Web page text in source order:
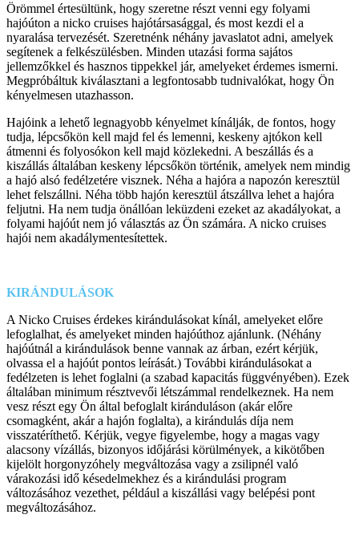
Örömmel értesültünk, hogy szeretne részt venni egy folyami
hajóúton a nicko cruises hajótársasággal, és most kezdi el a
nyaralása tervezését. Szeretnénk néhány javaslatot adni, amelyek
segítenek a felkészülésben. Minden utazási forma sajátos
jellemzőkkel és hasznos tippekkel jár, amelyeket érdemes ismerni.
Megpróbáltuk kiválasztani a legfontosabb tudnivalókat, hogy Ön
kényelmesen utazhasson.
Hajóink a lehető legnagyobb kényelmet kínálják, de fontos, hogy
tudja, lépcsőkön kell majd fel és lemenni, keskeny ajtókon kell
átmenni és folyosókon kell majd közlekedni. A beszállás és a
kiszállás általában keskeny lépcsőkön történik, amelyek nem mindig
a hajó alsó fedélzetére visznek. Néha a hajóra a napozón keresztül
lehet felszállni. Néha több hajón keresztül átszállva lehet a hajóra
feljutni. Ha nem tudja önállóan leküzdeni ezeket az akadályokat, a
folyami hajóút nem jó választás az Ön számára. A nicko cruises
hajói nem akadálymentesítettek.
KIRÁNDULÁSOK
A Nicko Cruises érdekes kirándulásokat kínál, amelyeket előre
lefoglalhat, és amelyeket minden hajóúthoz ajánlunk. (Néhány
hajóútnál a kirándulások benne vannak az árban, ezért kérjük,
olvassa el a hajóút pontos leírását.) További kirándulásokat a
fedélzeten is lehet foglalni (a szabad kapacitás függvényében). Ezek
általában minimum résztvevői létszámmal rendelkeznek. Ha nem
vesz részt egy Ön által befoglalt kiránduláson (akár előre
csomagként, akár a hajón foglalta), a kirándulás díja nem
visszatéríthető. Kérjük, vegye figyelembe, hogy a magas vagy
alacsony vízállás, bizonyos időjárási körülmények, a kikötőben
kijelölt horgonyzóhely megváltozása vagy a zsilipnél való
várakozási idő késedelmekhez és a kirándulási program
változásához vezethet, például a kiszállási vagy belépési pont
megváltozásához.